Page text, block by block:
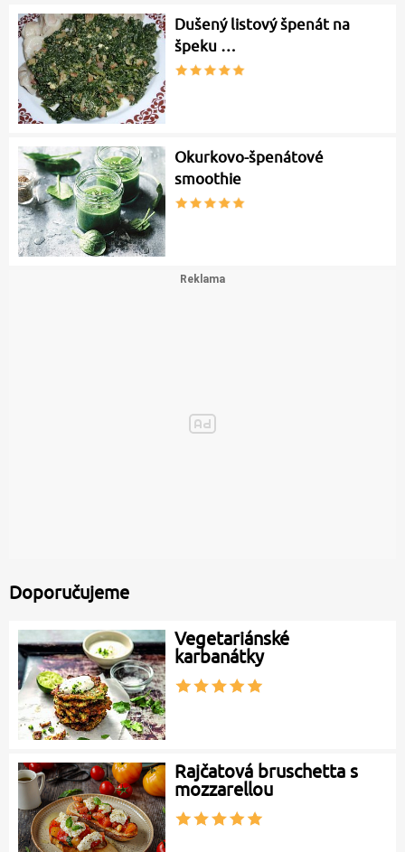
Dušený listový špenát na
špeku …
Okurkovo-špenátové
smoothie
Doporučujeme
Vegetariánské
karbanátky
Rajčatová bruschetta s
mozzarellou